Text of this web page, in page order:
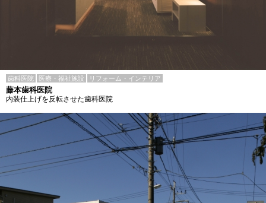
歯科医院 医療・福祉施設 リフォーム・インテリア
藤本歯科医院
内装仕上げを反転させた歯科医院